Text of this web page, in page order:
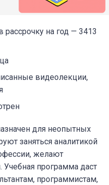
рассрочку на год — 3413
видеолекции,
для неопытных
заняться аналитикой
желают
программа даст
программистам,